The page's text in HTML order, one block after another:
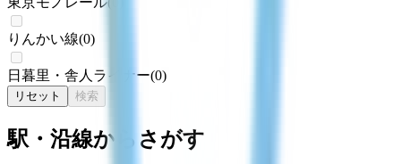
りんかい線(0)
日暮里・舎人ライナー(0)
リセット 検索
駅・沿線からさがす